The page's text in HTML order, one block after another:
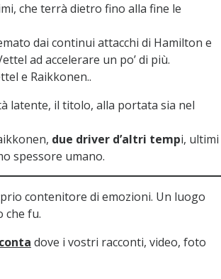
che terrà dietro fino alla fine le
dai continui attacchi di Hamilton e
ad accelerare un po’ di più.
e Raikkonen..
latente, il titolo, alla portata sia nel
due driver d’altri tempi, ultimi
spessore umano.
contenitore di emozioni. Un luogo
che fu.
dove i vostri racconti, video, foto